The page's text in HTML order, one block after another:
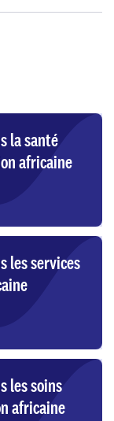
la santé
africaine
les services
les soins
africaine